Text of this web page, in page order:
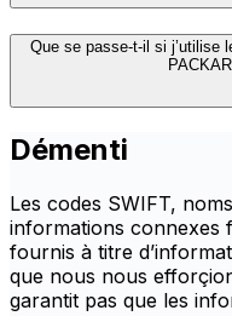
Que se passe-t-il si j’utilise
Démenti
Les codes SWIFT,
informations connexes
fournis à titre
que nous nous
garantit pas que les